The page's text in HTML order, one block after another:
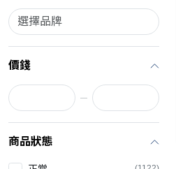
價錢
商品狀態